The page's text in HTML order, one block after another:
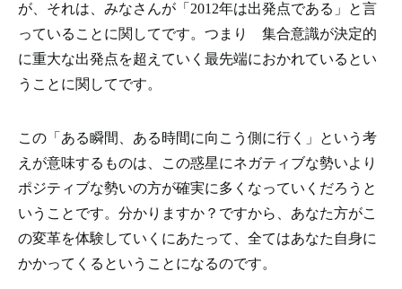
が、それは、みなさんが「2012年は出発点である」と言
っていることに関してです。つまり 集合意識が決定的
に重大な出発点を超えていく最先端におかれているとい
うことに関してです。
この「ある瞬間、ある時間に向こう側に行く」という考
えが意味するものは、この惑星にネガティブな勢いより
ポジティブな勢いの方が確実に多くなっていくだろうと
いうことです。分かりますか？ですから、あなた方がこ
の変革を体験していくにあたって、全てはあなた自身に
かかってくるということになるのです。